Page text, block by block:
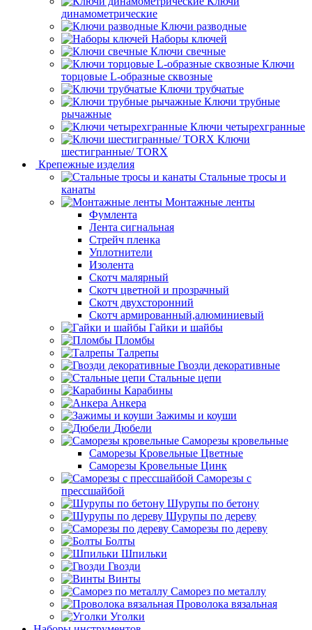
динамометрические
Ключи разводные
Наборы ключей
Ключи свечные
Ключи
торцовые L-образные сквозные
Ключи трубчатые
Ключи трубные
рычажные
Ключи четырехгранные
Ключи
шестигранные/ TORX
Крепежные изделия
Стальные тросы и
канаты
Монтажные ленты
Фумлента
Лента сигнальная
Стрейч пленка
Уплотнители
Изолента
Скотч малярный
Скотч цветной и прозрачный
Скотч двухсторонний
Скотч армированный,алюминиевый
Гайки и шайбы
Пломбы
Талрепы
Гвозди декоративные
Стальные цепи
Карабины
Анкера
Зажимы и коуши
Дюбели
Саморезы кровельные
Саморезы Кровельные Цветные
Саморезы Кровельные Цинк
Саморезы с
прессшайбой
Шурупы по бетону
Шурупы по дереву
Саморезы по дереву
Болты
Шпильки
Гвозди
Винты
Саморез по металлу
Проволока вязальная
Уголки